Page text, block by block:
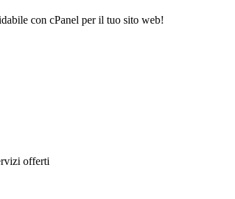
con cPanel per il tuo sito web!
offerti